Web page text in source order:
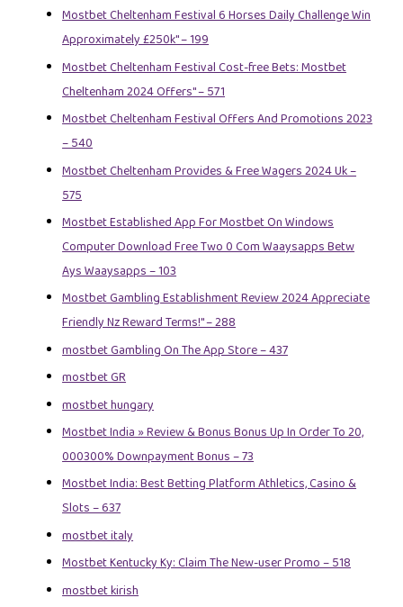
Mostbet Cheltenham Festival 6 Horses Daily Challenge Win
Approximately £250k" – 199
Mostbet Cheltenham Festival Cost-free Bets: Mostbet
Cheltenham 2024 Offers" – 571
Mostbet Cheltenham Festival Offers And Promotions 2023
– 540
Mostbet Cheltenham Provides & Free Wagers 2024 Uk –
575
Mostbet Established App For Mostbet On Windows
Computer Download Free Two 0 Com Waaysapps Betw
Ays Waaysapps – 103
Mostbet Gambling Establishment Review 2024 Appreciate
Friendly Nz Reward Terms!" – 288
‎mostbet Gambling On The App Store – 437
mostbet GR
mostbet hungary
Mostbet India » Review & Bonus Bonus Up In Order To 20,
000300% Downpayment Bonus – 73
Mostbet India: Best Betting Platform Athletics, Casino &
Slots – 637
mostbet italy
Mostbet Kentucky Ky: Claim The New-user Promo – 518
mostbet kirish